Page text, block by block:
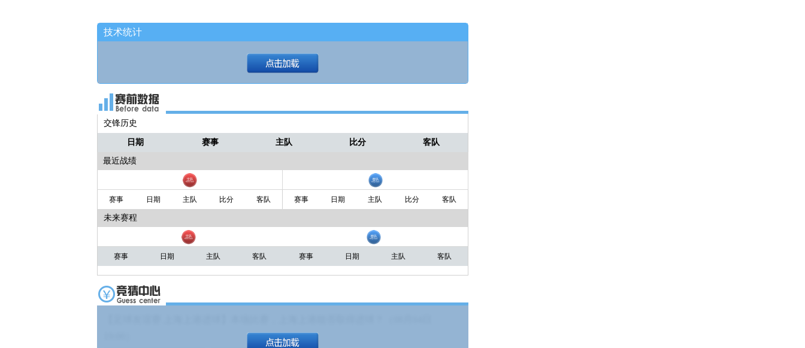
技术统计
交锋历史
日期 赛事 主队 比分 客队
最近战绩
赛事 日期 主队 比分 客队 赛事 日期 主队 比分 客队
未来赛程
赛事 日期 主队 客队 赛事 日期 主队 客队